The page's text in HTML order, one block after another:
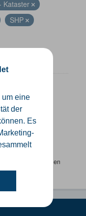
um eine
der
Es
Kataster
SHP
dem ALKIS-
sich bitte an einen